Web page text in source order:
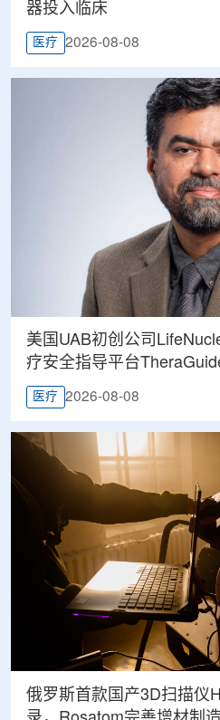
器投入临床
医疗 2026-08-08
美国UAB初创公司
疗安全指导平台
医疗 2026-08-08
俄罗斯首款国产3D扫描仪